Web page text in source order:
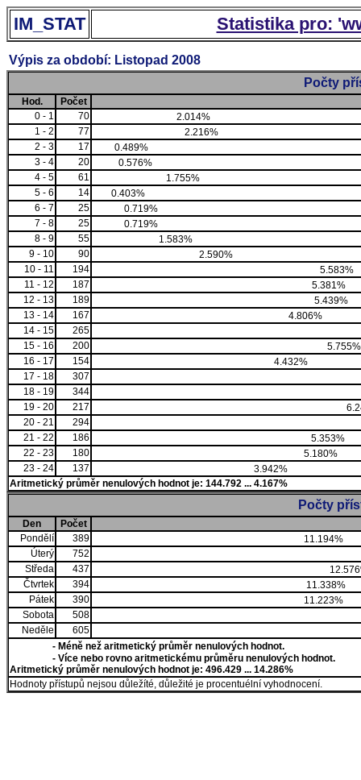
IM_STAT Statistika pro:
Výpis za období: Listopad 2008
Počty
Hod.
Počet
0 - 1
70
2.014%
1 - 2
77
2.216%
2 - 3
17
0.489%
3 - 4
20
0.576%
4 - 5
61
1.755%
5 - 6
14
0.403%
6 - 7
25
0.719%
7 - 8
25
0.719%
8 - 9
55
1.583%
9 - 10
90
2.590%
10 - 11
194
5.583%
11 - 12
187
5.381%
12 - 13
189
5.439%
13 - 14
167
4.806%
14 - 15
265
15 - 16
200
5.755%
16 - 17
154
4.432%
17 - 18
307
18 - 19
344
19 - 20
217
20 - 21
294
21 - 22
186
5.353%
22 - 23
180
5.180%
23 - 24
137
3.942%
Aritmetický průměr nenulových hodnot je: 144.792 ... 4.167%
Počty
Den
Počet
Pondělí
389
11.194%
Úterý
752
Středa
437
Čtvrtek
394
11.338%
Pátek
390
11.223%
Sobota
508
Neděle
605
- Méně než aritmetický průměr nenulových hodnot.
- Více nebo rovno aritmetickému průměru nenulových hodnot.
Aritmetický průměr nenulových hodnot je: 496.429 ... 14.286%
Hodnoty přístupů nejsou důležíté, důležité je procentuélní vyhodnocení.